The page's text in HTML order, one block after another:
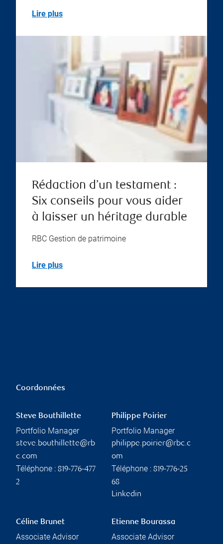
Lire plus
Rédaction d’un testament :
Six conseils pour vous aider
à laisser un héritage durable
RBC Gestion de patrimoine
Lire plus
Coordonnées
Steve Bouthillette
Portfolio Manager
steve.bouthillette@rb
c.com
Téléphone : 819-776-477
2
Philippe Poirier
Portfolio Manager
philippe.poirier@rbc.c
om
Téléphone : 819-776-25
68
Linkedin
Céline Brunet
Associate Advisor
Etienne Bourassa
Associate Advisor